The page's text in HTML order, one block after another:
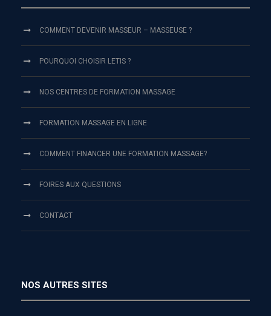
COMMENT DEVENIR MASSEUR – MASSEUSE ?
POURQUOI CHOISIR LETIS ?
NOS CENTRES DE FORMATION MASSAGE
FORMATION MASSAGE EN LIGNE
COMMENT FINANCER UNE FORMATION MASSAGE?
FOIRES AUX QUESTIONS
CONTACT
NOS AUTRES SITES